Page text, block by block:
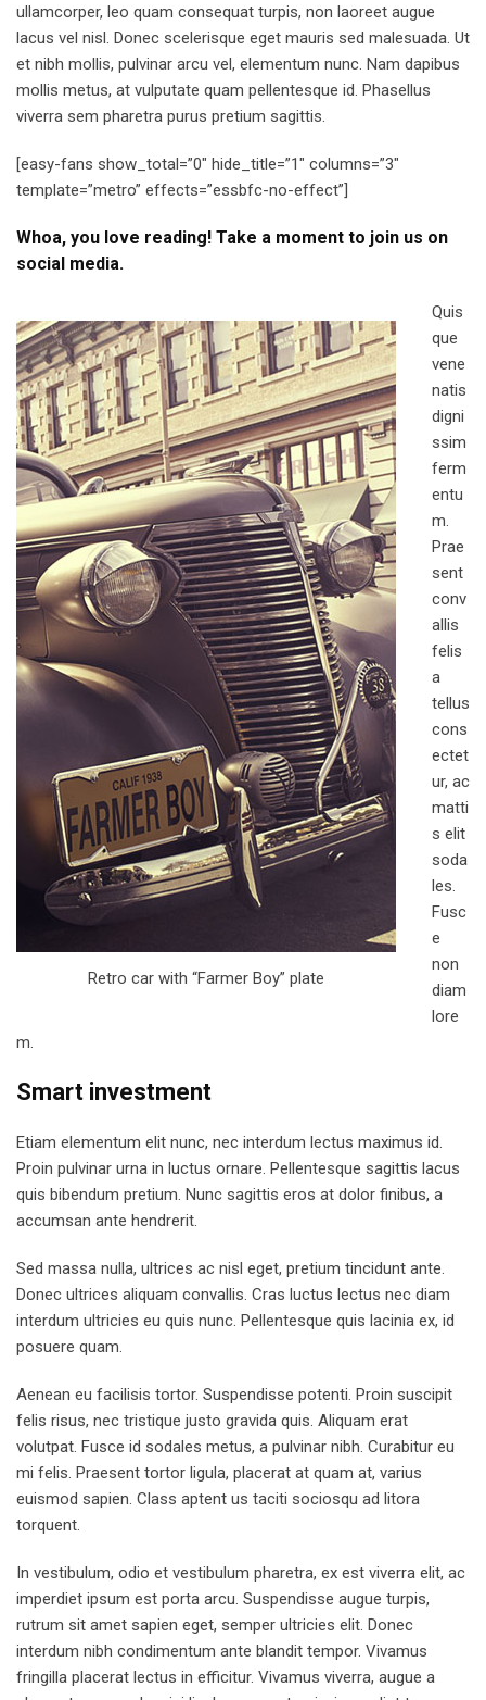
ullamcorper, leo quam consequat turpis, non laoreet augue
lacus vel nisl. Donec scelerisque eget mauris sed malesuada. Ut
et nibh mollis, pulvinar arcu vel, elementum nunc. Nam dapibus
mollis metus, at vulputate quam pellentesque id. Phasellus
viverra sem pharetra purus pretium sagittis.
[easy-fans show_total=”0″ hide_title=”1″ columns=”3″
template=”metro” effects=”essbfc-no-effect”]
Whoa, you love reading! Take a moment to join us on
social media.
Retro car with “Farmer Boy” plate
Quis
que
vene
natis
digni
ssim
ferm
entu
m.
Prae
sent
conv
allis
felis
a
tellus
cons
ectet
ur, ac
matti
s elit
soda
les.
Fusc
e
non
diam
lore
m.
Smart investment
Etiam elementum elit nunc, nec interdum lectus maximus id.
Proin pulvinar urna in luctus ornare. Pellentesque sagittis lacus
quis bibendum pretium. Nunc sagittis eros at dolor finibus, a
accumsan ante hendrerit.
Sed massa nulla, ultrices ac nisl eget, pretium tincidunt ante.
Donec ultrices aliquam convallis. Cras luctus lectus nec diam
interdum ultricies eu quis nunc. Pellentesque quis lacinia ex, id
posuere quam.
Aenean eu facilisis tortor. Suspendisse potenti. Proin suscipit
felis risus, nec tristique justo gravida quis. Aliquam erat
volutpat. Fusce id sodales metus, a pulvinar nibh. Curabitur eu
mi felis. Praesent tortor ligula, placerat at quam at, varius
euismod sapien. Class aptent us taciti sociosqu ad litora
torquent.
In vestibulum, odio et vestibulum pharetra, ex est viverra elit, ac
imperdiet ipsum est porta arcu. Suspendisse augue turpis,
rutrum sit amet sapien eget, semper ultricies elit. Donec
interdum nibh condimentum ante blandit tempor. Vivamus
fringilla placerat lectus in efficitur. Vivamus viverra, augue a